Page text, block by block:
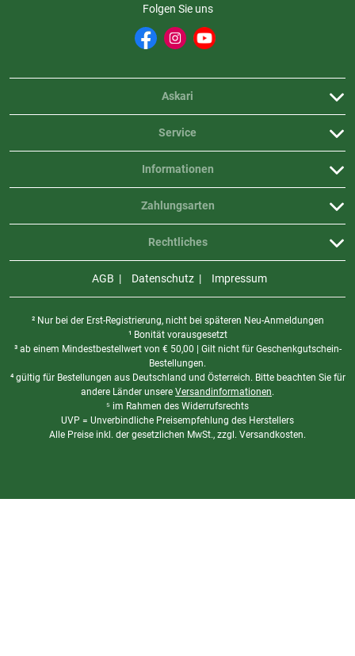
Folgen Sie uns
Askari
Service
Informationen
Rechtliches
Zahlungsarten
AGB Datenschutz Impressum
² Nur bei der Erst-Registrierung, nicht bei späteren Neu-Anmeldungen
¹ Bonität vorausgesetzt
³ ab einem Mindestbestellwert von € 50,00 | Gilt nicht für Geschenkgutschein-
Bestellungen.
⁴ gültig für Bestellungen aus Deutschland und Österreich. Bitte beachten Sie für
andere Länder unsere Versandinformationen.
⁵ im Rahmen des Widerrufsrechts
UVP = Unverbindliche Preisempfehlung des Herstellers
Alle Preise inkl. der gesetzlichen MwSt., zzgl. Versandkosten.